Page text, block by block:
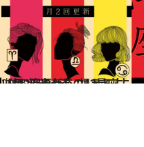
2026.7.29
【月2回更新】“視える占い師”流光七奈の12星座占い
占い